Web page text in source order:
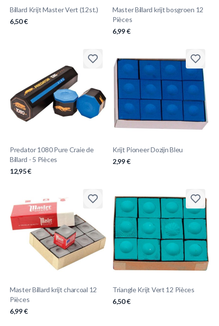
Billard Krijt Master Vert (12st.)
6,50 €
Master Billard krijt bosgroen 12
Pièces
6,99 €
Predator 1080 Pure Craie de
Billard - 5 Pièces
12,95 €
Krijt Pioneer Dozijn Bleu
2,99 €
Master Billard krijt charcoal 12
Pièces
6,99 €
Triangle Krijt Vert 12 Pièces
6,50 €